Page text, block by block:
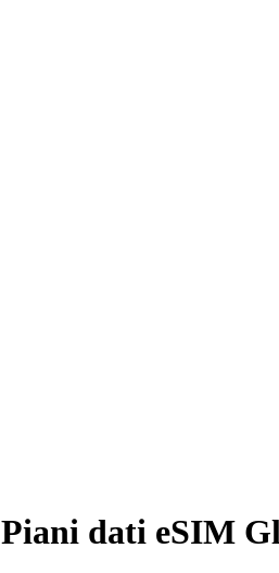
Piani dati eSIM